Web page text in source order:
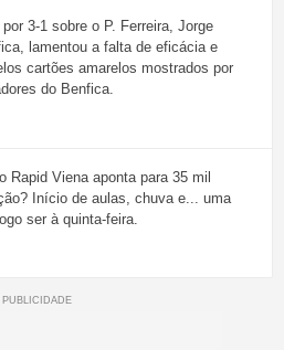
3-1 sobre o P. Ferreira, Jorge
lamentou a falta de eficácia e
cartões amarelos mostrados por
do Benfica.
Rapid Viena aponta para 35 mil
Início de aulas, chuva e... uma
ser à quinta-feira.